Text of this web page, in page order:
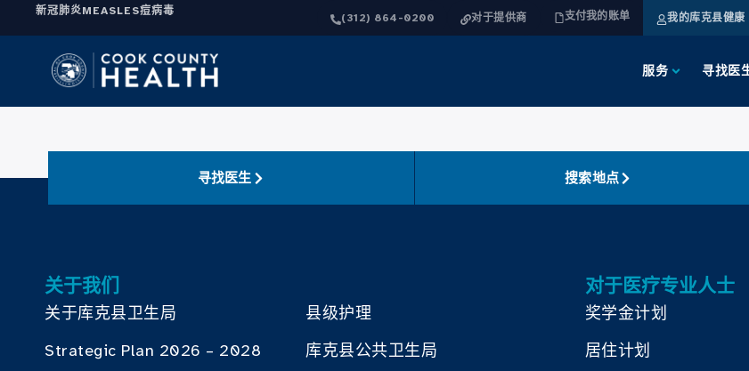
新冠肺炎MEASLES痘病毒
(312) 864-0200 对于提供商 支付我的账单 我的库克县健康
服务 寻找医
寻找医生 搜索地点
关于我们
关于库克县卫生局
Strategic Plan 2026 – 2028
县级护理
库克县公共卫生局
对于医疗专业人士
奖学金计划
居住计划